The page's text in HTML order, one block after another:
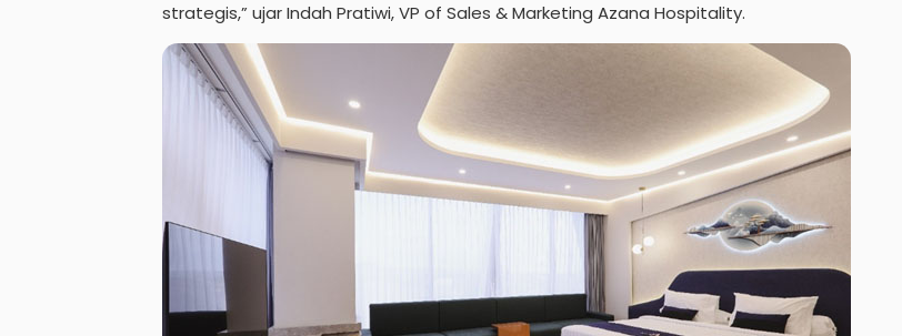
strategis,” ujar Indah Pratiwi, VP of Sales & Marketing Azana Hospitality.